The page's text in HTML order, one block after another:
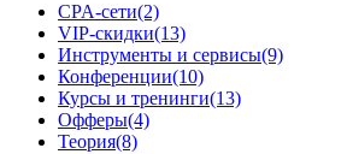
CPA-сети(2)
VIP-скидки(13)
Инструменты и сервисы(9)
Конференции(10)
Курсы и тренинги(13)
Офферы(4)
Теория(8)